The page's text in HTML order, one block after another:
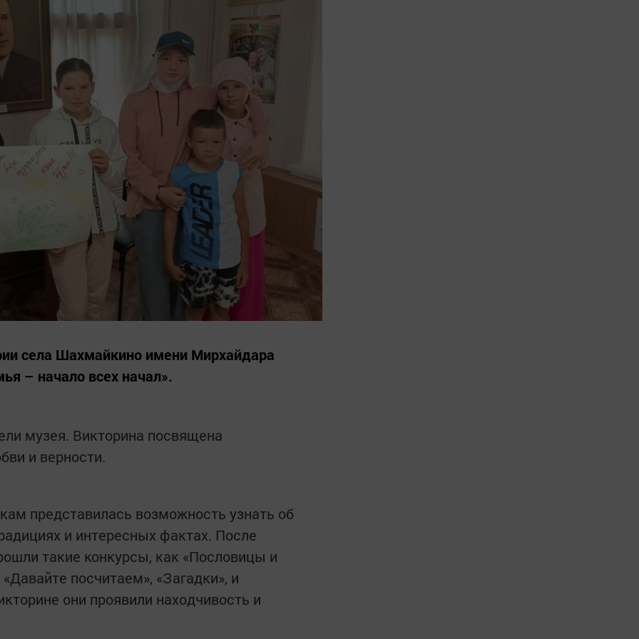
села Шахмайкино имени Мирхайдара
– начало всех начал».
музея. Викторина посвящена
и верности.
представилась возможность узнать об
и интересных фактах. После
такие конкурсы, как «Пословицы и
посчитаем», «Загадки», и
они проявили находчивость и